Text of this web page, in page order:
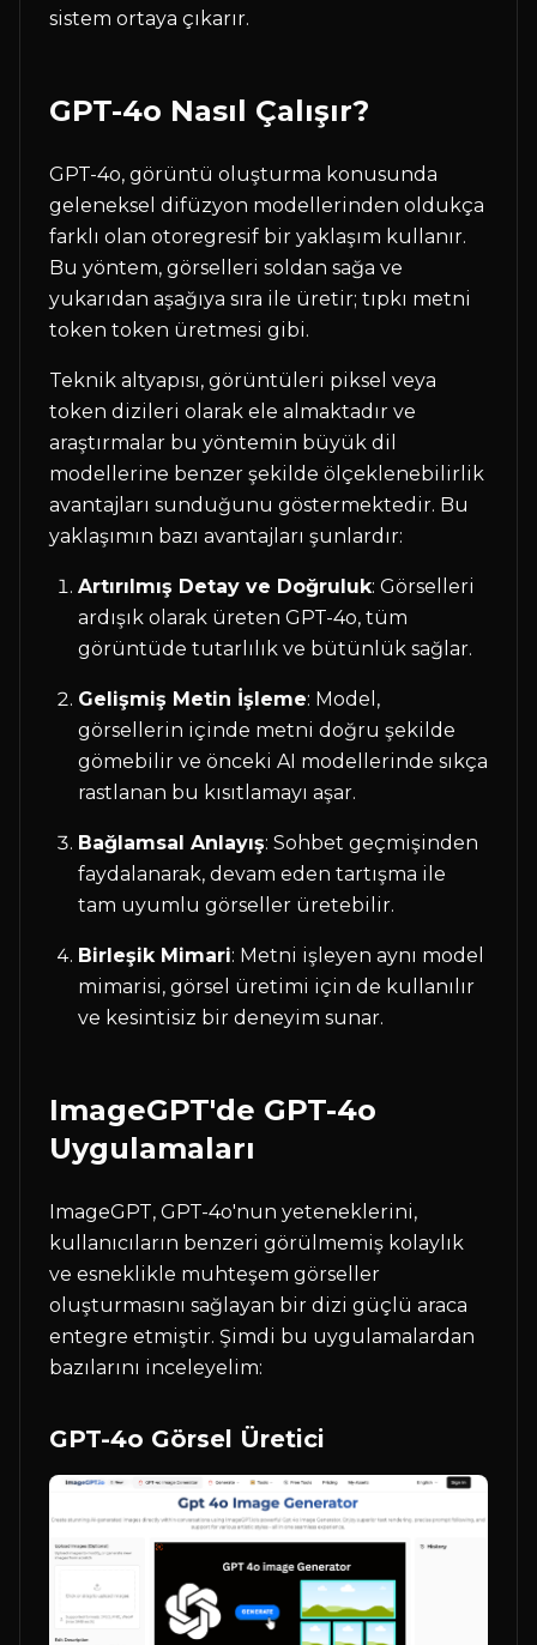
sistem ortaya çıkarır.
GPT-4o Nasıl Çalışır?
GPT-4o, görüntü oluşturma konusunda
geleneksel difüzyon modellerinden oldukça
farklı olan otoregresif bir yaklaşım kullanır.
Bu yöntem, görselleri soldan sağa ve
yukarıdan aşağıya sıra ile üretir; tıpkı metni
token token üretmesi gibi.
Teknik altyapısı, görüntüleri piksel veya
token dizileri olarak ele almaktadır ve
araştırmalar bu yöntemin büyük dil
modellerine benzer şekilde ölçeklenebilirlik
avantajları sunduğunu göstermektedir. Bu
yaklaşımın bazı avantajları şunlardır:
Artırılmış Detay ve Doğruluk: Görselleri
ardışık olarak üreten GPT-4o, tüm
görüntüde tutarlılık ve bütünlük sağlar.
Gelişmiş Metin İşleme: Model,
görsellerin içinde metni doğru şekilde
gömebilir ve önceki AI modellerinde sıkça
rastlanan bu kısıtlamayı aşar.
Bağlamsal Anlayış: Sohbet geçmişinden
faydalanarak, devam eden tartışma ile
tam uyumlu görseller üretebilir.
Birleşik Mimari: Metni işleyen aynı model
mimarisi, görsel üretimi için de kullanılır
ve kesintisiz bir deneyim sunar.
ImageGPT'de GPT-4o
Uygulamaları
ImageGPT, GPT-4o'nun yeteneklerini,
kullanıcıların benzeri görülmemiş kolaylık
ve esneklikle muhteşem görseller
oluşturmasını sağlayan bir dizi güçlü araca
entegre etmiştir. Şimdi bu uygulamalardan
bazılarını inceleyelim:
GPT-4o Görsel Üretici